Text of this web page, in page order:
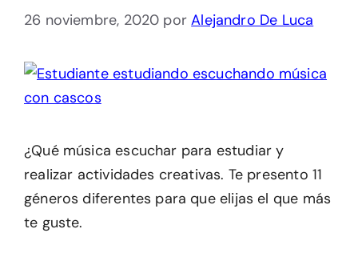
26 noviembre, 2020 porAlejandro De Luca
¿Qué música escuchar para estudiar y
realizar actividades creativas. Te presento 11
géneros diferentes para que elijas el que más
te guste.